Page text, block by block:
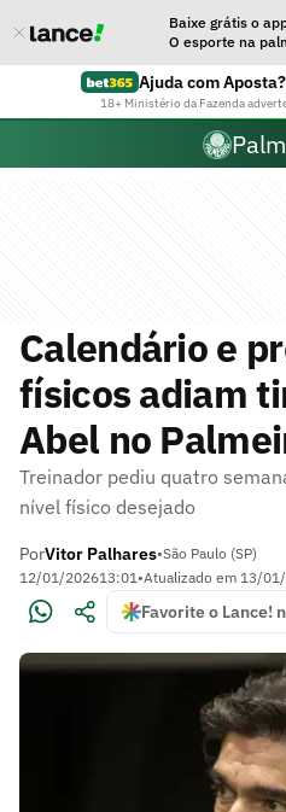
Baixe grátis o
O esporte na
Ajuda com Aposta?
18+ Ministério da Fazenda
Calendário e
físicos adiam
Abel no
Treinador pediu quatro
nível físico desejado
PorVitor Palhares•São Paulo (SP)
12/01/202613:01•Atualizado em 13/
Favorite o Lance!